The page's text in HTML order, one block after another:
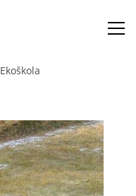
Ekoškola